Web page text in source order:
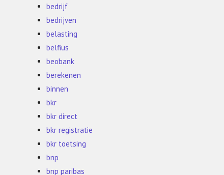
bedrijf
bedrijven
belasting
belfius
beobank
berekenen
binnen
bkr
bkr direct
bkr registratie
bkr toetsing
bnp
bnp paribas